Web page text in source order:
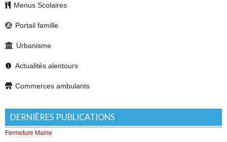
Menus Scolaires
Portail famille
Urbanisme
Actualités alentours
Commerces ambulants
DERNIÈRES PUBLICATIONS
Fermeture Mairie